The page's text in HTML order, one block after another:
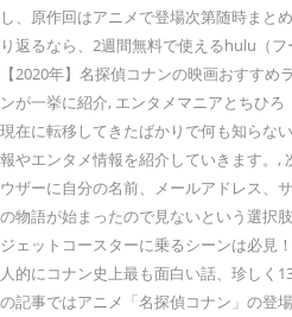
し、原作回はアニメで登場次第随時まと
り返るなら、2週間無料で使えるhulu（
【2020年】名探偵コナンの映画おすす
ンが一挙に紹介, エンタメマニアとちひ
現在に転移してきたばかりで何も知らな
報やエンタメ情報を紹介していきます。,
ウザーに自分の名前、メールアドレス、
の物語が始まったので見ないという選択
ジェットコースターに乗るシーンは必見
人的にコナン史上最も面白い話、珍しく
の記事ではアニメ「名探偵コナン」の登